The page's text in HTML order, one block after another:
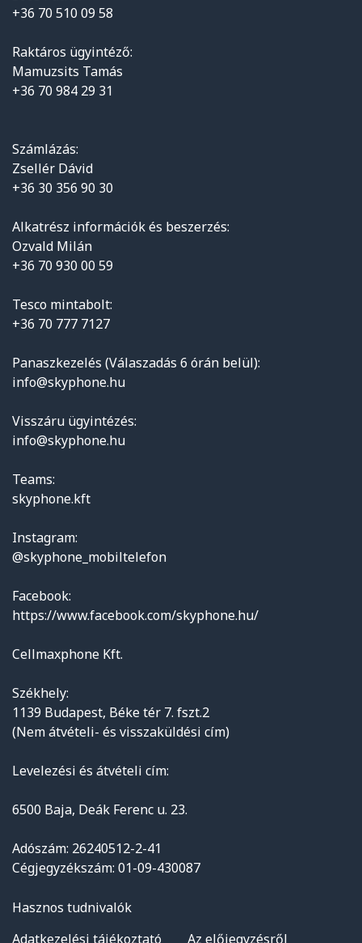
+36 70 510 09 58
Raktáros ügyintéző:
Mamuzsits Tamás
+36 70 984 29 31
Számlázás:
Zsellér Dávid
+36 30 356 90 30
Alkatrész információk és beszerzés:
Ozvald Milán
+36 70 930 00 59
Tesco mintabolt:
+36 70 777 7127
Panaszkezelés (Válaszadás 6 órán belül):
info@skyphone.hu
Visszáru ügyintézés:
info@skyphone.hu
Teams:
skyphone.kft
Instagram:
@skyphone_mobiltelefon
Facebook:
https://www.facebook.com/skyphone.hu/
Cellmaxphone Kft.
Székhely:
1139 Budapest, Béke tér 7. fszt.2
(Nem átvételi- és visszaküldési cím)
Levelezési és átvételi cím:
6500 Baja, Deák Ferenc u. 23.
Adószám: 26240512-2-41
Cégjegyzékszám: 01-09-430087
Hasznos tudnivalók
Adatkezelési tájékoztató
Az előjegyzésről